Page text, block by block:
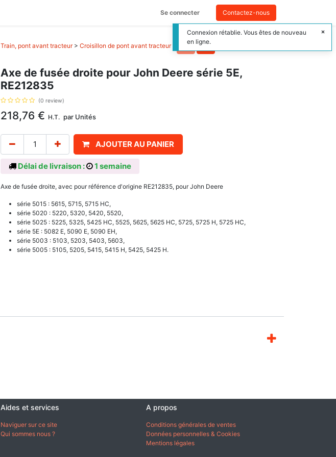
Se connecter Contactez-nous
Train, pont avant tracteur> Croisillon de pont avant tracteur>
Axe de fusée droite pour John Deere série 5E,
RE212835
(0 review)
218,76 € H.T. par Unités
AJOUTER AU PANIER
Délai de livraison : 1 semaine
Axe de fusée droite, avec pour référence d'origine RE212835, pour John Deere
série 5015 : 5615, 5715, 5715 HC,
série 5020 : 5220, 5320, 5420, 5520,
série 5025 : 5225, 5325, 5425 HC, 5525, 5625, 5625 HC, 5725, 5725 H, 5725 HC,
série 5E : 5082 E, 5090 E, 5090 EH,
série 5003 : 5103, 5203, 5403, 5603,
série 5005 : 5105, 5205, 5415, 5415 H, 5425, 5425 H.
Aides et services
Naviguer sur ce site
Qui sommes nous ?
A propos
Conditions générales de ventes
Données personnelles & Cookies
Mentions légales
Connexion rétablie. Vous êtes de nouveau
en ligne.